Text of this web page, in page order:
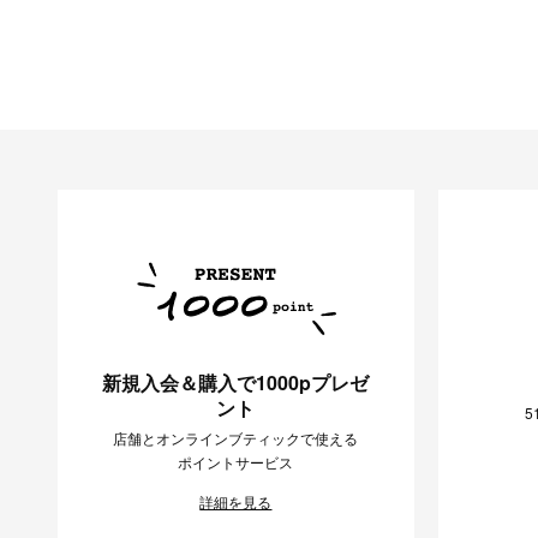
新規入会＆購入で1000pプレゼ
ント
店舗とオンラインブティックで使える
ポイントサービス
詳細を見る